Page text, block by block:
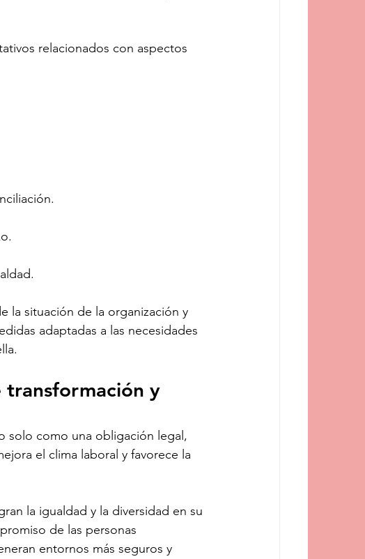
relacionados con aspectos
la situación de la organización y
adaptadas a las necesidades
transformación y
solo como una obligación legal,
el clima laboral y favorece la
la igualdad y la diversidad en su
de las personas
entornos más seguros y